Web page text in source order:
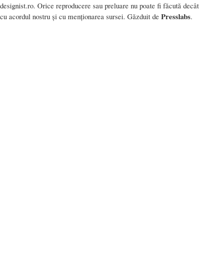
designist.ro. Orice reproducere sau preluare nu poate fi făcută decât
cu acordul nostru și cu menționarea sursei. Găzduit de Presslabs.